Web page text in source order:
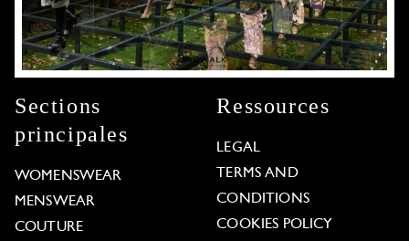
Sections
principales
WOMENSWEAR
MENSWEAR
COUTURE
Ressources
LEGAL
TERMS AND
CONDITIONS
COOKIES POLICY